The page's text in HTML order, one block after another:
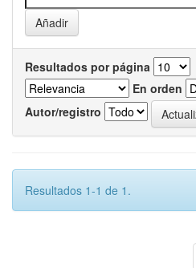
Resultados por página
En orden
Autor/registro
Resultados 1-1 de 1.